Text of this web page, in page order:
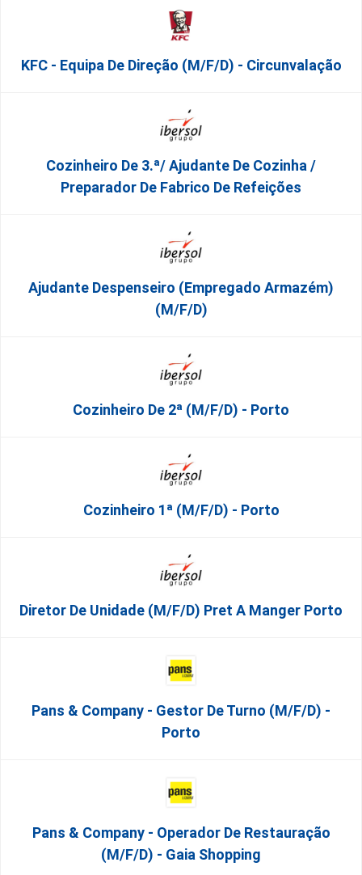
KFC - Equipa De Direção (m/f/d) - Circunvalação
Cozinheiro De 3.ª/ Ajudante De Cozinha /
Preparador De Fabrico De Refeições
Ajudante Despenseiro (empregado Armazém)
(M/F/D)
Cozinheiro De 2ª (M/F/D) - Porto
Cozinheiro 1ª (M/F/D) - Porto
Diretor De Unidade (m/f/d) Pret A Manger Porto
Pans & Company - Gestor De Turno (m/f/d) -
Porto
Pans & Company - Operador De Restauração
(m/f/d) - Gaia Shopping